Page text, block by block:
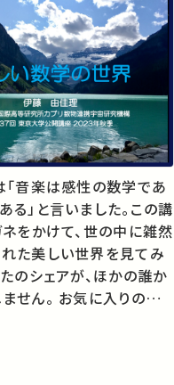
音楽は感性の数学であ
る」と言いました。この講
をかけて、世の中に雑然
た美しい世界を見てみ
せん。 お気に入りの講
でシェアをお願いしま